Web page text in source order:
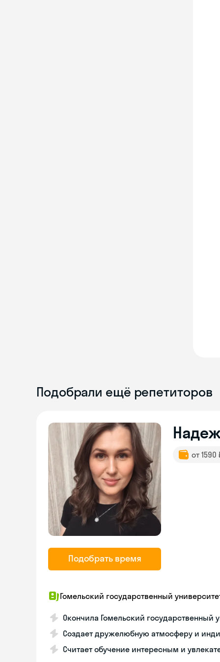
Подобрали ещё репетиторов
Подобрать время
от
Гомельский государственный
Окончила Гомельский государственный
Создает дружелюбную атмосферу и
Считает обучение интересным и